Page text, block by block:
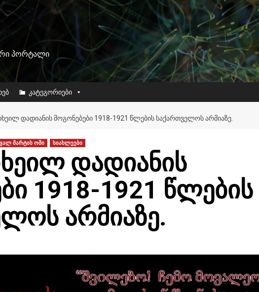
ᲞᲝᲠᲢᲐᲚᲘ
კატეგორიები
ᲓᲐᲓᲘᲐᲜᲘᲡ ᲛᲝᲒᲝᲜᲔᲑᲔᲑᲘ 1918-1921 ᲬᲚᲔᲑᲘᲡ ᲡᲐᲥᲐᲠᲗᲕᲔᲚᲝᲡ ᲐᲠᲛᲘᲐᲖᲔ.
მარტის ომი სიახლეები
დადიანის
1918-1921 წლების
არმიაზე.